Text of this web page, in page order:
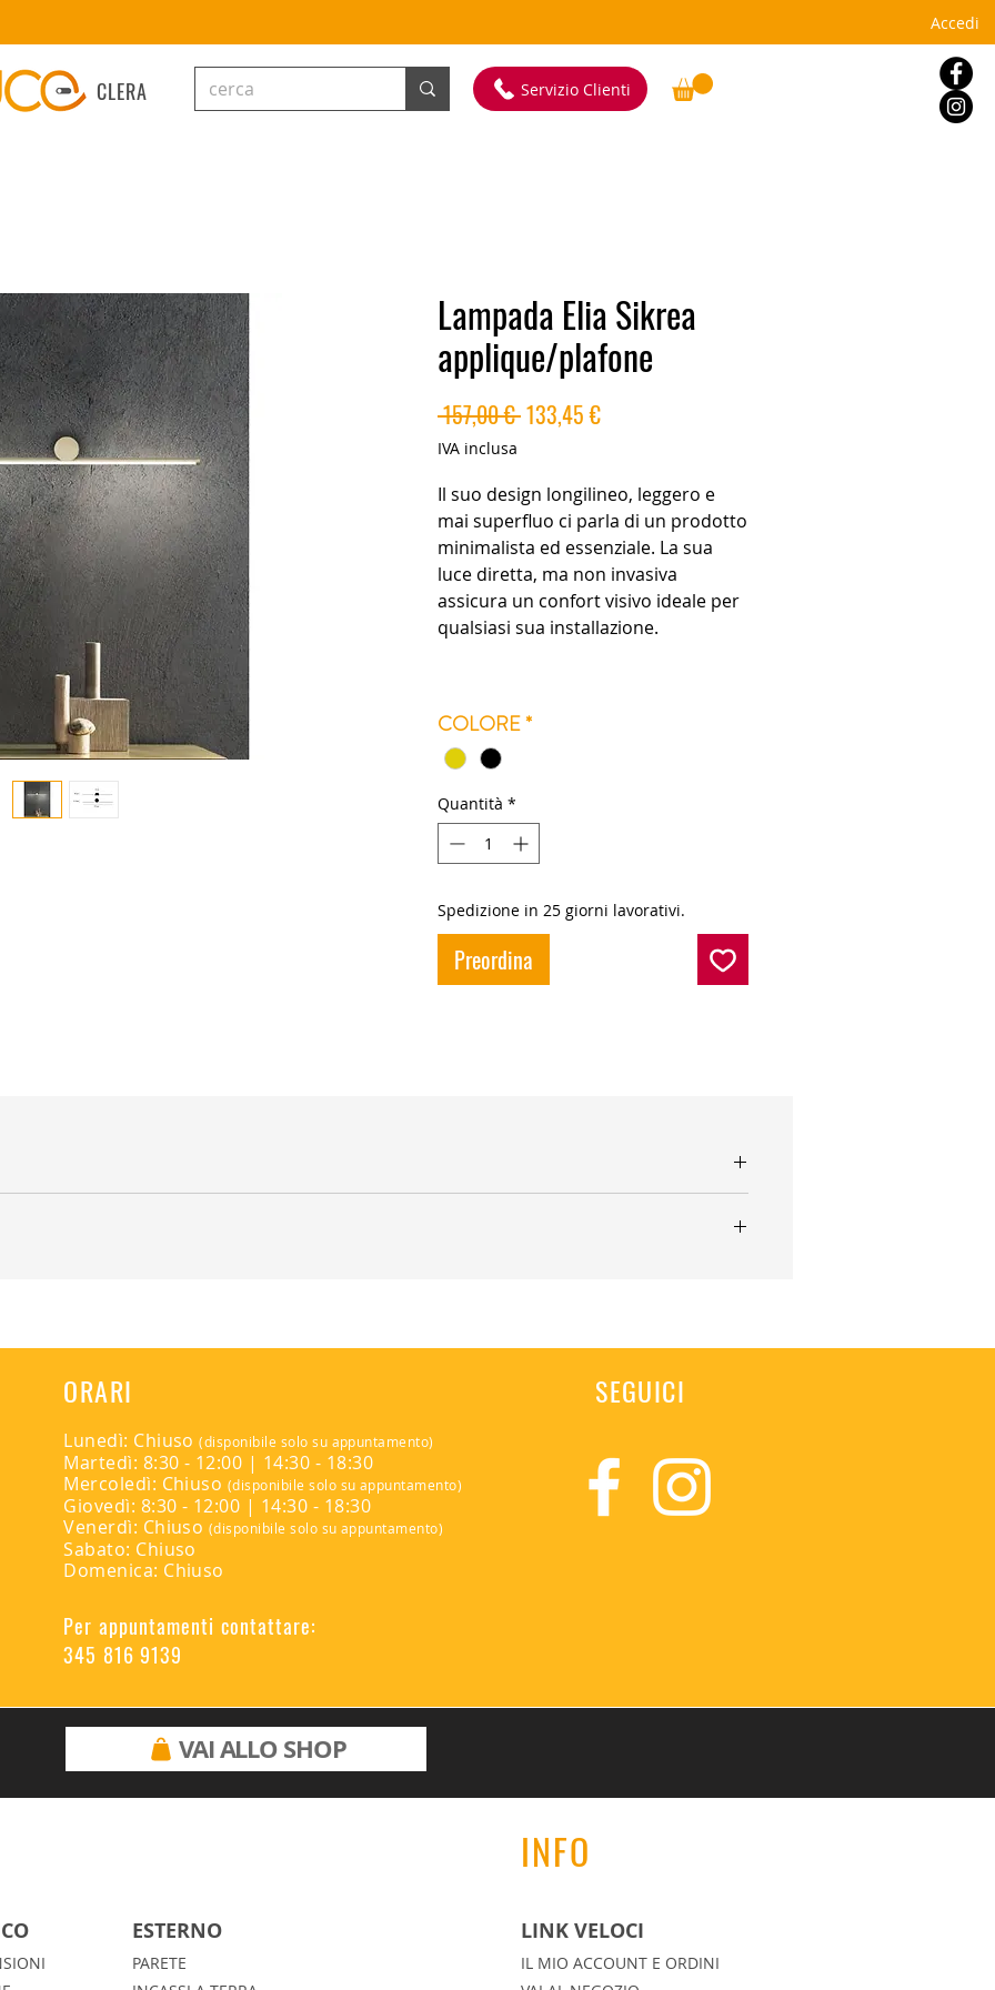
Accedi
CLERA Servizio Clienti
Lampada Elia Sikrea
applique/plafone
157,00 € Prezzo
133,45 €Prezzo
IVA inclusa
Il suo design longilineo, leggero e
mai superfluo ci parla di un prodotto
minimalista ed essenziale. La sua
luce diretta, ma non invasiva
assicura un confort visivo ideale per
qualsiasi sua installazione.
COLORE*
Quantità *
Spedizione in 25 giorni lavorativi.
Preordina
ORARI
Lunedì: Chiuso(disponibile solo su appuntamento)
Martedì: 8:30 - 12:00 | 14:30 - 18:30
Mercoledì: Chiuso (disponibile solo su appuntamento)
Giovedì: 8:30 - 12:00 | 14:30 - 18:30
Venerdì: Chiuso (disponibile solo su appuntamento)
Sabato: Chiuso
Domenica: Chiuso
Per appuntamenti contattare:
345 816 9139
SEGUICI
VAI ALLO SHOP
ESTERNO
PARETE
INFO
LINK VELOCI
IL MIO ACCOUNT E ORDINI